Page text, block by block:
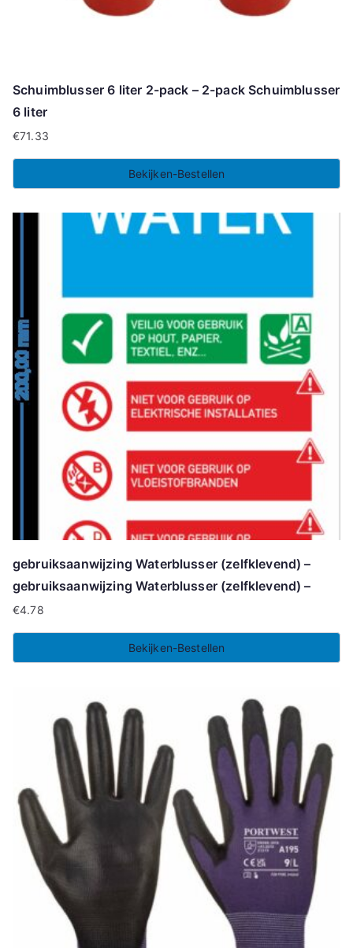
Schuimblusser 6 liter 2-pack – 2-pack Schuimblusser
6 liter
€71.33
Bekijken-Bestellen
gebruiksaanwijzing Waterblusser (zelfklevend) –
gebruiksaanwijzing Waterblusser (zelfklevend) –
€4.78
Bekijken-Bestellen